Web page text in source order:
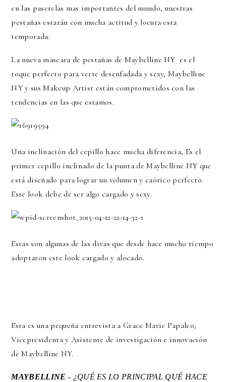
en las paserelas mas importantes del mundo, nuestras
pestañas estarán con mucha actitud y locura esta
temporada.
La nueva mascara de pestañas de Maybelline NY es el
toque perfecto para verte desenfadada y sexy, Maybelline
NY y sus Makeup Artist están comprometidos con las
tendencias en las que estamos.
Una inclinación del cepillo hace mucha diferencia, Es el
primer cepillo inclinado de la punta de Maybelline NY que
está diseñado para lograr un volumen y caótico perfecto.
Este look debe de ser algo cargado y sexy.
Estas son algunas de las divas que desde hace mucho tiempo
adoptaron este look cargado y alocado.
Esta es una pequeña entrevista a Grace Marie Papaleo,
Vicepresidenta y Asistente de investigación e innovación
de Maybelline NY.
MAYBELLINE - ¿QUÉ ES LO PRINCIPAL QUÉ HACE